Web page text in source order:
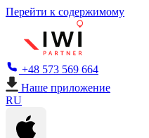
Перейти к содержимому
+48 573 569 664
Наше приложение
RU